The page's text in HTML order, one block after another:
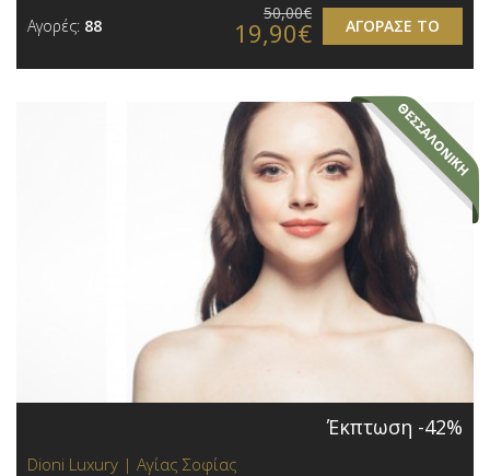
Αγορές: 88 ΑΓΟΡΑΣΕ ΤΟ
50,00€
19,90€
Έκπτωση -42%
Dioni Luxury | Αγίας Σοφίας